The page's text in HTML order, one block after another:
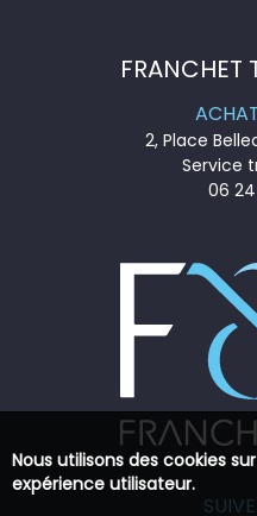
FRANCHET
2, Place
Service
06 24
Nous utilisons des cookies
expérience utilisateur.